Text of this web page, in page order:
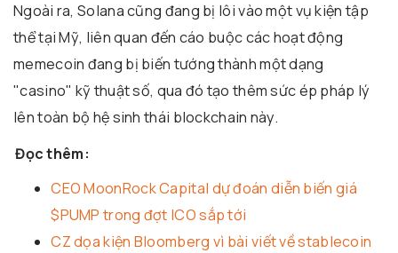
Ngoài ra, Solana cũng đang bị lôi vào một vụ kiện tập
thể tại Mỹ, liên quan đến cáo buộc các hoạt động
memecoin đang bị biến tướng thành một dạng
"casino" kỹ thuật số, qua đó tạo thêm sức ép pháp lý
lên toàn bộ hệ sinh thái blockchain này.
Đọc thêm:
CEO MoonRock Capital dự đoán diễn biến giá
$PUMP trong đợt ICO sắp tới
CZ dọa kiện Bloomberg vì bài viết về stablecoin